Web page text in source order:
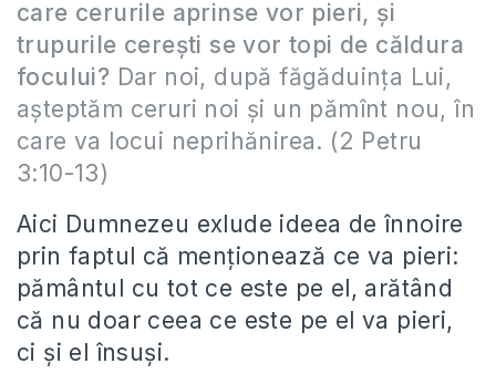
care cerurile aprinse vor pieri, şi
trupurile cereşti se vor topi de căldura
focului? Dar noi, după făgăduinţa Lui,
aşteptăm ceruri noi şi un pămînt nou, în
care va locui neprihănirea. (2 Petru
3:10-13)
Aici Dumnezeu exlude ideea de înnoire
prin faptul că menționează ce va pieri:
pământul cu tot ce este pe el, arătând
că nu doar ceea ce este pe el va pieri,
ci și el însuși.